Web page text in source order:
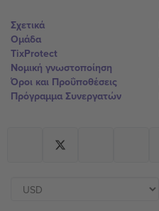
Σχετικά
Ομάδα
TixProtect
Νομική γνωστοποίηση
Όροι και Προΰποθέσεις
Πρόγραμμα Συνεργατών